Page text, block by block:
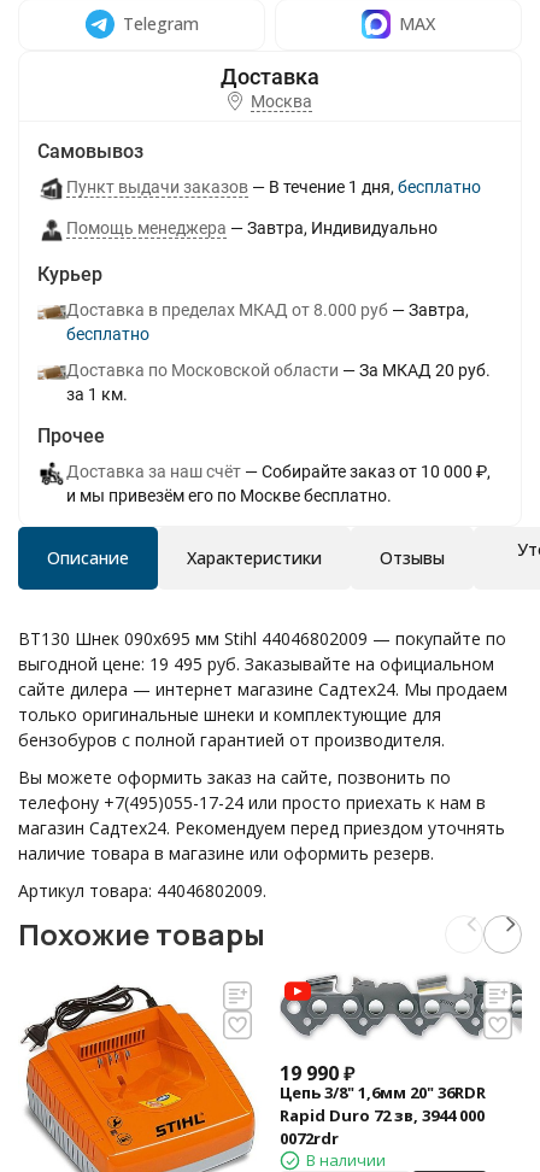
Telegram MAX
Москва
Самовывоз
Пункт выдачи заказов В течение 1 дня Бесплатно
Помощь менеджера Завтра Индивидуально
Курьер
Доставка в пределах МКАД от 8.000 руб
Завтра
Бесплатно
Доставка по Московской области
За МКАД 20 руб.
за 1 км.
Прочее
Доставка за наш счёт
Собирайте заказ от 10 000 ₽,
и мы привезём его по Москве бесплатно.
Описание Характеристики Отзывы
BT130 Шнек 090х695 мм Stihl 44046802009 — покупайте по
выгодной цене: 19 495 руб. Заказывайте на официальном
сайте дилера — интернет магазине Садтех24. Мы продаем
только оригинальные шнеки и комплектующие для
бензобуров с полной гарантией от производителя.
Вы можете оформить заказ на сайте, позвонить по
телефону +7(495)055-17-24 или просто приехать к нам в
магазин Садтех24. Рекомендуем перед приездом уточнять
наличие товара в магазине или оформить резерв.
Артикул товара: 44046802009.
Похожие товары
19 990 ₽
Цепь 3/8" 1,6мм 20" 36RDR
Rapid Duro 72 зв, 3944 000
0072rdr
В наличии